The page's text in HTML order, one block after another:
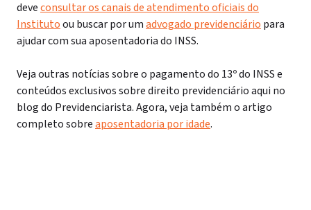
deveconsultar os canais de atendimento oficiais do
Institutoou buscar por umadvogado previdenciário para
ajudar com sua aposentadoria do INSS.
Veja outras notícias sobre o pagamento do 13º do INSS e
conteúdos exclusivos sobre direito previdenciário aqui no
blog do Previdenciarista. Agora, veja também o artigo
completo sobreaposentadoria por idade.